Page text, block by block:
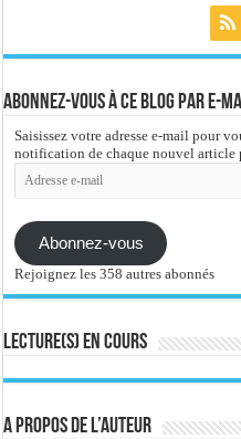
Abonnez-vous à ce blog par e-
Saisissez votre adresse e-mail pour
notification de chaque nouvel article
Adresse
e-
Abonnez-vous
Rejoignez les 358 autres abonnés
Lecture(s) en cours
A propos de l’auteur